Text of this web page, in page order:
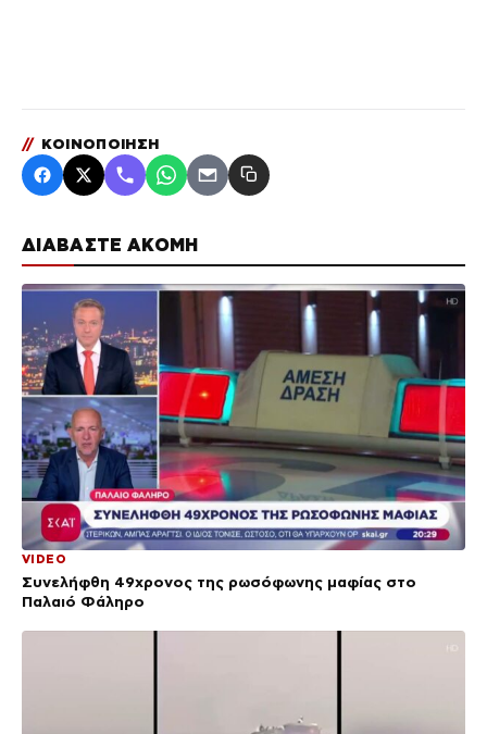
ΔΙΑΒΑΣΤΕ ΑΚΟΜΗ
VIDEO
Συνελήφθη 49χρονος της ρωσόφωνης μαφίας στο
Παλαιό Φάληρο
// ΚΟΙΝΟΠΟΙΗΣΗ